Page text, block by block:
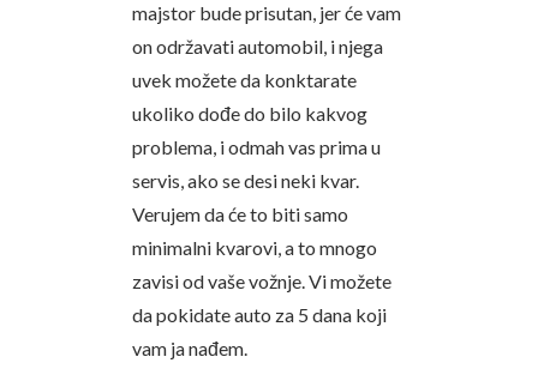
majstor bude prisutan, jer će vam
on održavati automobil, i njega
uvek možete da konktarate
ukoliko dođe do bilo kakvog
problema, i odmah vas prima u
servis, ako se desi neki kvar.
Verujem da će to biti samo
minimalni kvarovi, a to mnogo
zavisi od vaše vožnje. Vi možete
da pokidate auto za 5 dana koji
vam ja nađem.